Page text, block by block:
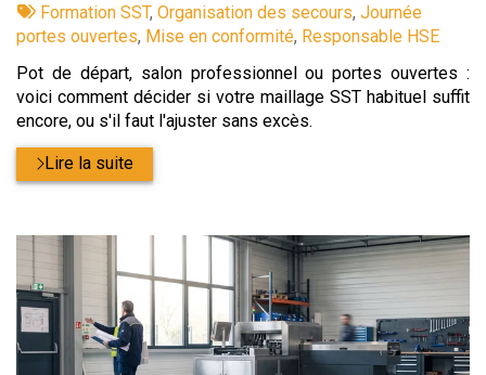
:
par
Tags
:
Formation SST, Organisation des secours, Journée
portes ouvertes, Mise en conformité, Responsable HSE
Pot de départ, salon professionnel ou portes ouvertes :
voici comment décider si votre maillage SST habituel suffit
encore, ou s'il faut l'ajuster sans excès.
Lire la suite